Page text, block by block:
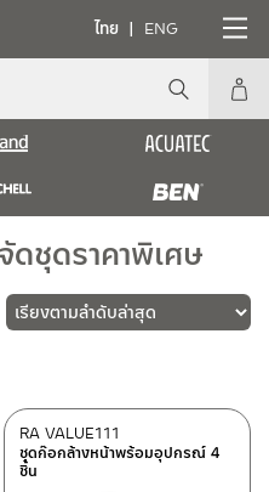
ไทย ENG
ดชุดราคาพิเศษ
New Arrival สินค้าใหม่ ปี 2026
ชุดก๊อกล้างหน้าพร้อมอุปกรณ์ 4
ชิ้น
RA VALUE111